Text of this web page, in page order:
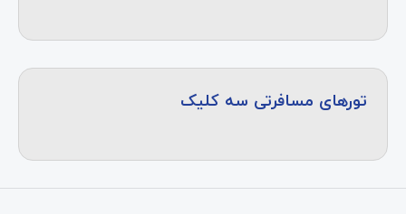
تورهای مسافرتی سه کلیک